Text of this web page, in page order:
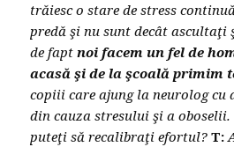
trăiesc o stare de stress
predă şi nu sunt decât ascultaţi
de faptnoi facem un fel de
acasă şi de la şcoală primim
copiii care ajung la neurolog cu
din cauza stresului şi a oboselii.
puteţi să recalibraţi efortul?T: